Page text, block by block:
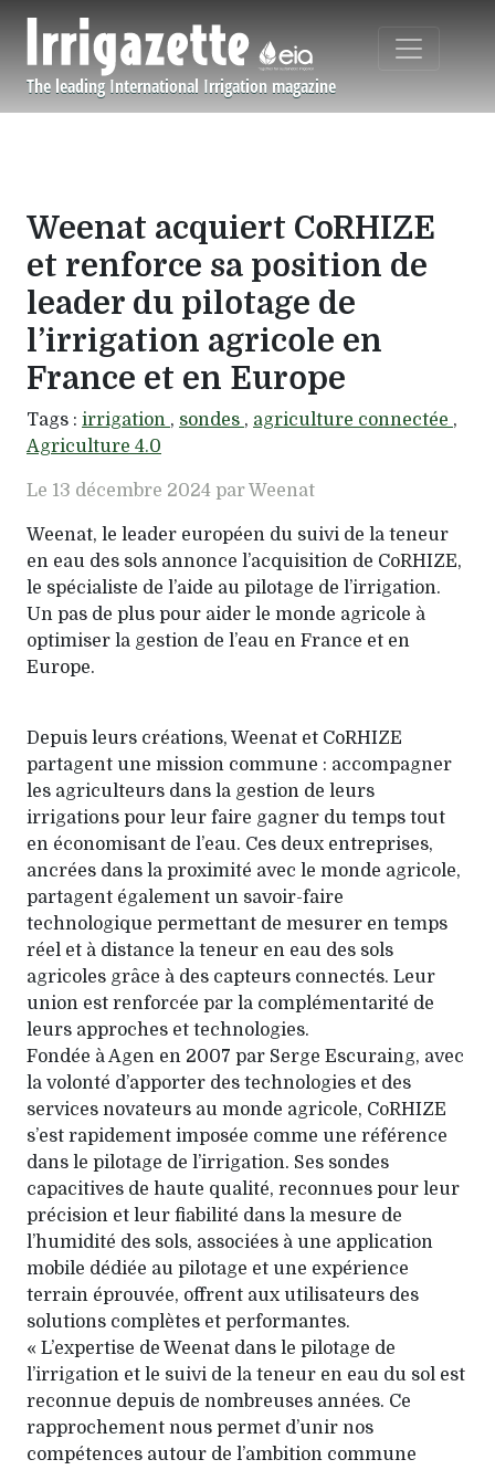
The leading International Irrigation magazine
Navigation principale
Weenat acquiert CoRHIZE
et renforce sa position de
leader du pilotage de
l’irrigation agricole en
France et en Europe
Tags : irrigation , sondes , agriculture connectée ,
Agriculture 4.0
Le 13 décembre 2024 par Weenat
Weenat, le leader européen du suivi de la teneur
en eau des sols annonce l’acquisition de CoRHIZE,
le spécialiste de l’aide au pilotage de l’irrigation.
Un pas de plus pour aider le monde agricole à
optimiser la gestion de l’eau en France et en
Europe.
Depuis leurs créations, Weenat et CoRHIZE
partagent une mission commune : accompagner
les agriculteurs dans la gestion de leurs
irrigations pour leur faire gagner du temps tout
en économisant de l’eau. Ces deux entreprises,
ancrées dans la proximité avec le monde agricole,
partagent également un savoir-faire
technologique permettant de mesurer en temps
réel et à distance la teneur en eau des sols
agricoles grâce à des capteurs connectés. Leur
union est renforcée par la complémentarité de
leurs approches et technologies.
Fondée à Agen en 2007 par Serge Escuraing, avec
la volonté d’apporter des technologies et des
services novateurs au monde agricole, CoRHIZE
s’est rapidement imposée comme une référence
dans le pilotage de l’irrigation. Ses sondes
capacitives de haute qualité, reconnues pour leur
précision et leur fiabilité dans la mesure de
l’humidité des sols, associées à une application
mobile dédiée au pilotage et une expérience
terrain éprouvée, offrent aux utilisateurs des
solutions complètes et performantes.
« L’expertise de Weenat dans le pilotage de
l’irrigation et le suivi de la teneur en eau du sol est
reconnue depuis de nombreuses années. Ce
rapprochement nous permet d’unir nos
compétences autour de l’ambition commune